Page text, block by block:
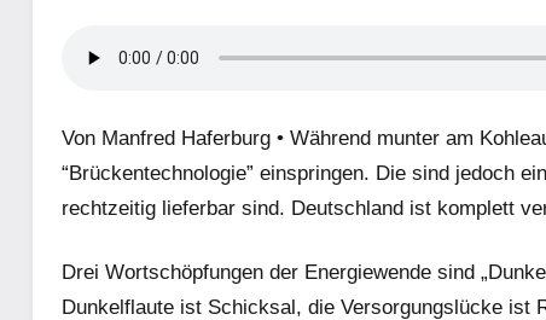
Von Manfred Haferburg • Während munter am
“Brückentechnologie” einspringen. Die sind jedoch
rechtzeitig lieferbar sind. Deutschland ist komplett
Drei Wortschöpfungen der Energiewende sind
Dunkelflaute ist Schicksal, die Versorgungslücke ist